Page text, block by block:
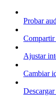
Probar
Compartir
Ajustar
Cambiar